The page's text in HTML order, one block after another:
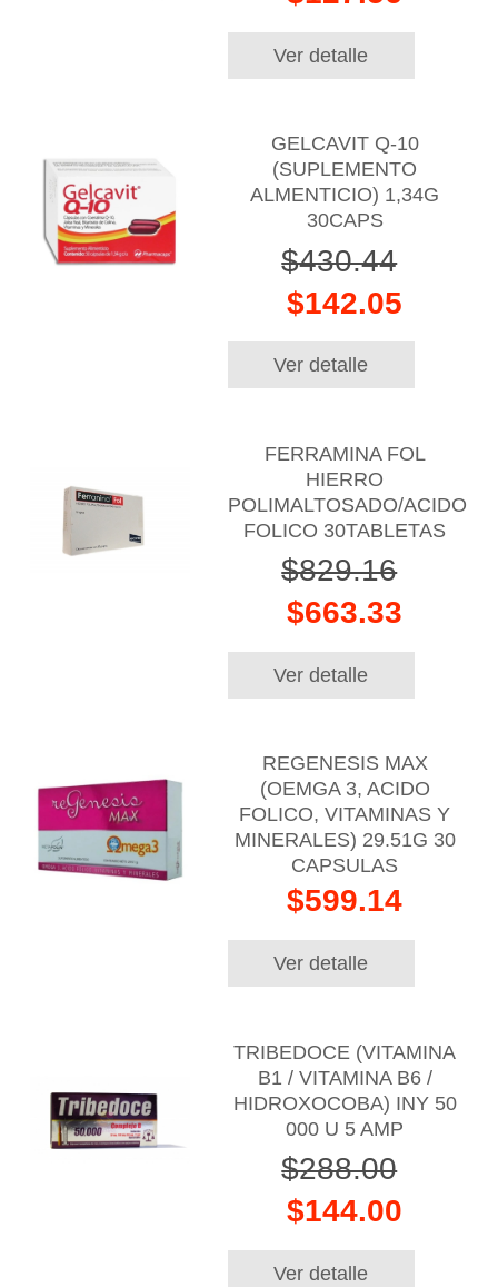
Ver detalle
GELCAVIT Q-10
(SUPLEMENTO
ALMENTICIO) 1,34G
30CAPS
$430.44
$142.05
Ver detalle
FERRAMINA FOL
HIERRO
POLIMALTOSADO/ACIDO
FOLICO 30TABLETAS
$829.16
$663.33
Ver detalle
REGENESIS MAX
(OEMGA 3, ACIDO
FOLICO, VITAMINAS Y
MINERALES) 29.51G 30
CAPSULAS
$599.14
Ver detalle
TRIBEDOCE (VITAMINA
B1 / VITAMINA B6 /
HIDROXOCOBA) INY 50
000 U 5 AMP
$288.00
$144.00
Ver detalle